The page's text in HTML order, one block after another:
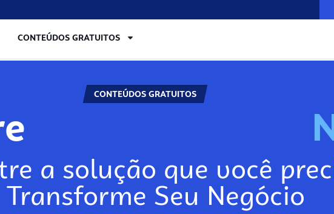
CONTEÚDOS GRATUITOS
CONTEÚDOS GRATUITOS
a solução que você
Transforme Seu Negócio